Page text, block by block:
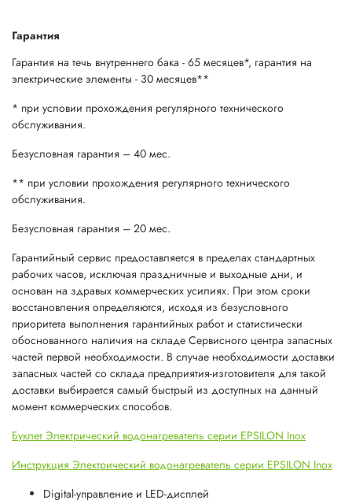
Гарантия
Гарантия на течь внутреннего бака - 65 месяцев*, гарантия на
электрические элементы - 30 месяцев**
* при условии прохождения регулярного технического
обслуживания.
Безусловная гарантия – 40 мес.
** при условии прохождения регулярного технического
обслуживания.
Безусловная гарантия – 20 мес.
Гарантийный сервис предоставляется в пределах стандартных
рабочих часов, исключая праздничные и выходные дни, и
основан на здравых коммерческих усилиях. При этом сроки
восстановления определяются, исходя из безусловного
приоритета выполнения гарантийных работ и статистически
обоснованного наличия на складе Сервисного центра запасных
частей первой необходимости. В случае необходимости доставки
запасных частей со склада предприятия-изготовителя для такой
доставки выбирается самый быстрый из доступных на данный
момент коммерческих способов.
Буклет Электрический водонагреватель серии EPSILON Inox
Инструкция Электрический водонагреватель серии EPSILON Inox
Digital-управление и LED-дисплей